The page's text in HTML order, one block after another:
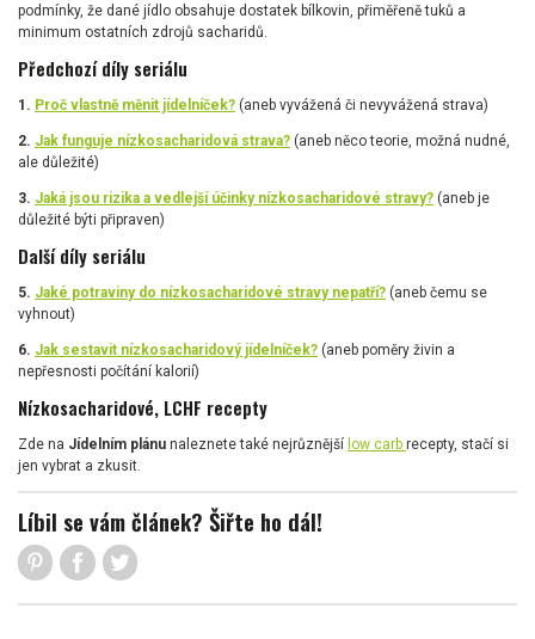
podmínky, že dané jídlo obsahuje dostatek bílkovin, přiměřeně tuků a
minimum ostatních zdrojů sacharidů.
Předchozí díly seriálu
1. Proč vlastně měnit jídelníček? (aneb vyvážená či nevyvážená strava)
2. Jak funguje nízkosacharidová strava? (aneb něco teorie, možná nudné,
ale důležité)
3. Jaká jsou rizika a vedlejší účinky nízkosacharidové stravy? (aneb je
důležité býti připraven)
Další díly seriálu
5. Jaké potraviny do nízkosacharidové stravy nepatří? (aneb čemu se
vyhnout)
6. Jak sestavit nízkosacharidový jídelníček? (aneb poměry živin a
nepřesnosti počítání kalorií)
Nízkosacharidové, LCHF recepty
Zde na Jídelním plánu naleznete také nejrůznější low carb recepty, stačí si
jen vybrat a zkusit.
Líbil se vám článek? Šiřte ho dál!